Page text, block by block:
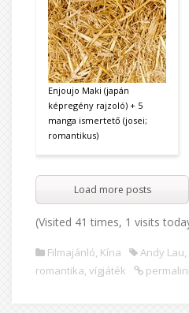
Enjoujo Maki (japán
képregény rajzoló) + 5
manga ismertető (josei;
romantikus)
Load more posts
(Visited 41 times, 1 visits
Filmajánló, Kína Andy Lau,
romantika, vígjáték